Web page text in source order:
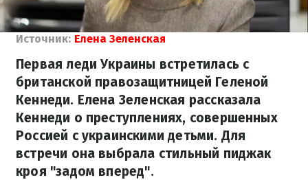
Источник: Елена Зеленская
Первая леди Украины встретилась с
британской правозащитницей Геленой
Кеннеди. Елена Зеленская рассказала
Кеннеди о преступлениях, совершенных
Россией с украинскими детьми. Для
встречи она выбрала стильный пиджак
кроя "задом вперед".